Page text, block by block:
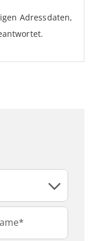
Adressdaten,